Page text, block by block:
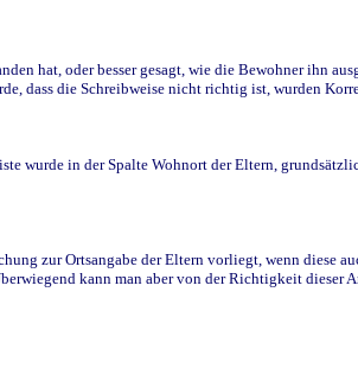
hat, oder besser gesagt, wie die Bewohner ihn
dass die Schreibweise nicht richtig ist, wurden
wurde in der Spalte Wohnort der Eltern,
zur Ortsangabe der Eltern vorliegt, wenn diese
kann man aber von der Richtigkeit dieser